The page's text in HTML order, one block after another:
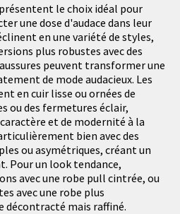
le choix idéal pour
une dose d'audace dans leur
en une variété de styles,
plus robustes avec des
peuvent transformer une
de mode audacieux. Les
en cuir lisse ou ornées de
ou des fermetures éclair,
et de modernité à la
bien avec des
ou asymétriques, créant un
Pour un look tendance,
avec une robe pull cintrée, ou
avec une robe plus
décontracté mais raffiné.